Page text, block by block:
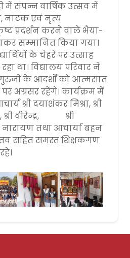
में संपन्न वार्षिक उत्सव में
नाटक एवं नृत्य
प्रदर्शन करने वाले भैया-
सम्मानित किया गया।
के चेहरे पर उत्साह
था। विद्यालय परिवार ने
के आदर्शों को आत्मसात
अग्रसर रहेंगे। कार्यक्रम में
श्री दयाशंकर मिश्रा, श्री
श्री वीरेन्द्र, श्री
नारायण तथा आचार्या बहन
सहित समस्त शिक्षकगण